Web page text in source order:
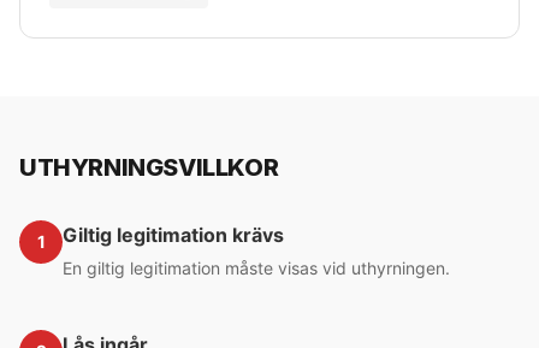
UTHYRNINGSVILLKOR
1 Giltig legitimation krävs
En giltig legitimation måste visas vid uthyrningen.